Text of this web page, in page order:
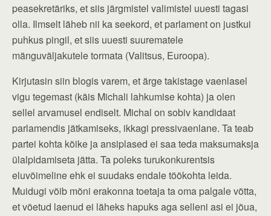
peasekretäriks, et siis järgmistel valimistel uuesti tagasi
olla. Ilmselt läheb nii ka seekord, et parlament on justkui
puhkus pingil, et siis uuesti suurematele
mänguväljakutele tormata (Valitsus, Euroopa).
Kirjutasin siin blogis varem, et ärge takistage vaenlasel
vigu tegemast (käis Michali lahkumise kohta) ja olen
sellel arvamusel endiselt. Michal on sobiv kandidaat
parlamendis jätkamiseks, ikkagi pressivaenlane. Ta teab
partei kohta kõike ja ansiplased ei saa teda maksumaksja
ülalpidamiseta jätta. Ta poleks turukonkurentsis
eluvõimeline ehk ei suudaks endale töökohta leida.
Muidugi võib mõni erakonna toetaja ta oma palgale võtta,
et võetud laenud ei läheks hapuks aga selleni asi ei jõua,